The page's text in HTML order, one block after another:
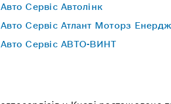
Сервіс Автолінк
Сервіс Атлант Моторз
Сервіс АВТО-ВИНТ